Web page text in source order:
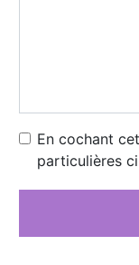
En cochant
particulières